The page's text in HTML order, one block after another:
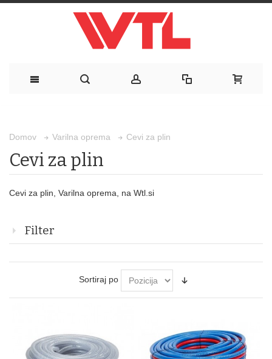
Domov Varilna oprema Cevi za plin
Cevi za plin
Cevi za plin, Varilna oprema, na Wtl.si
Filter
Sortiraj po